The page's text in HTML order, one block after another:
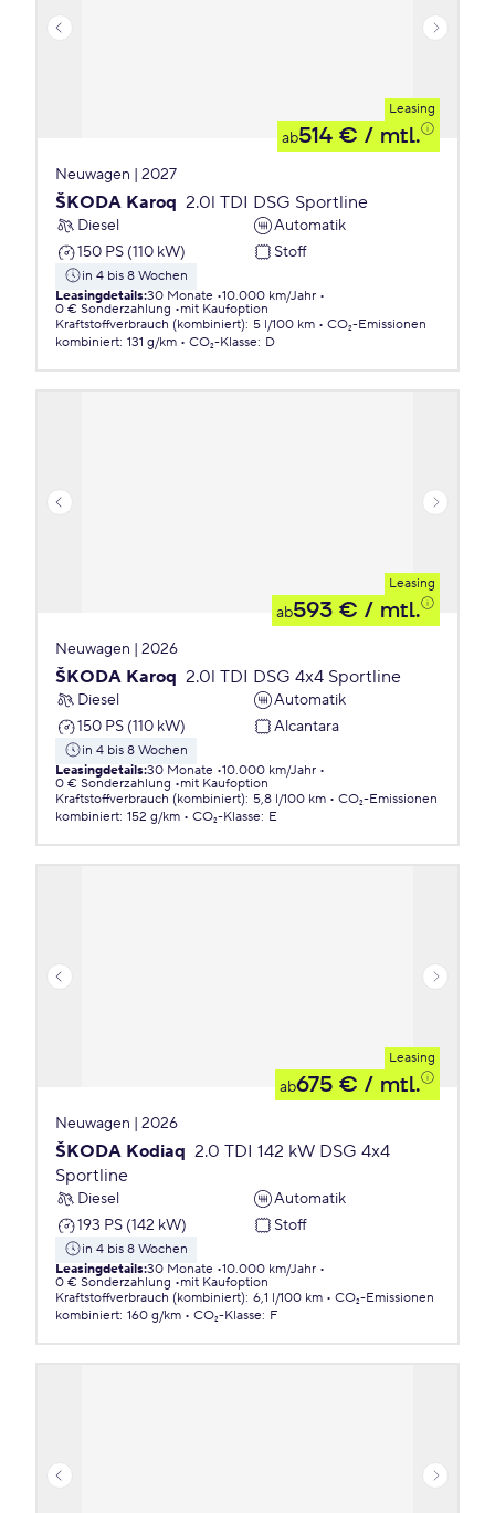
Leasing
ab514 € / mtl.
Neuwagen | 2027
ŠKODA Karoq 2.0l TDI DSG Sportline
Diesel
Automatik
150 PS (110 kW)
Stoff
in 4 bis 8 Wochen
Leasingdetails:30 Monate 10.000 km/Jahr
0 € Sonderzahlung
mit Kaufoption
Kraftstoffverbrauch (kombiniert): 5 l/100 km
CO₂-Emissionen
kombiniert: 131 g/km CO₂-Klasse: D
Leasing
ab593 € / mtl.
Neuwagen | 2026
ŠKODA Karoq 2.0l TDI DSG 4x4 Sportline
Diesel
Automatik
150 PS (110 kW)
Alcantara
in 4 bis 8 Wochen
Leasingdetails:30 Monate 10.000 km/Jahr
0 € Sonderzahlung
mit Kaufoption
Kraftstoffverbrauch (kombiniert): 5,8 l/100 km
CO₂-Emissionen
kombiniert: 152 g/km CO₂-Klasse: E
Leasing
ab675 € / mtl.
Neuwagen | 2026
ŠKODA Kodiaq 2.0 TDI 142 kW DSG 4x4
Sportline
Diesel
Automatik
193 PS (142 kW)
Stoff
in 4 bis 8 Wochen
Leasingdetails:30 Monate 10.000 km/Jahr
0 € Sonderzahlung
mit Kaufoption
Kraftstoffverbrauch (kombiniert): 6,1 l/100 km
CO₂-Emissionen
kombiniert: 160 g/km CO₂-Klasse: F